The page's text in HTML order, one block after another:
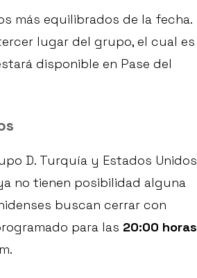
más equilibrados de la fecha.
lugar del grupo, el cual es
disponible en Pase del
D. Turquía y Estados Unidos
no tienen posibilidad alguna
buscan cerrar con
para las 20:00 horas